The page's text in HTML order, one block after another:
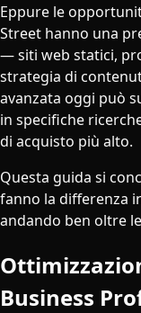
Eppure le
Street hanno una
— siti web statici,
strategia di
avanzata oggi può
in specifiche
di acquisto più alto.
Questa guida si
fanno la differenza
andando ben oltre
Business